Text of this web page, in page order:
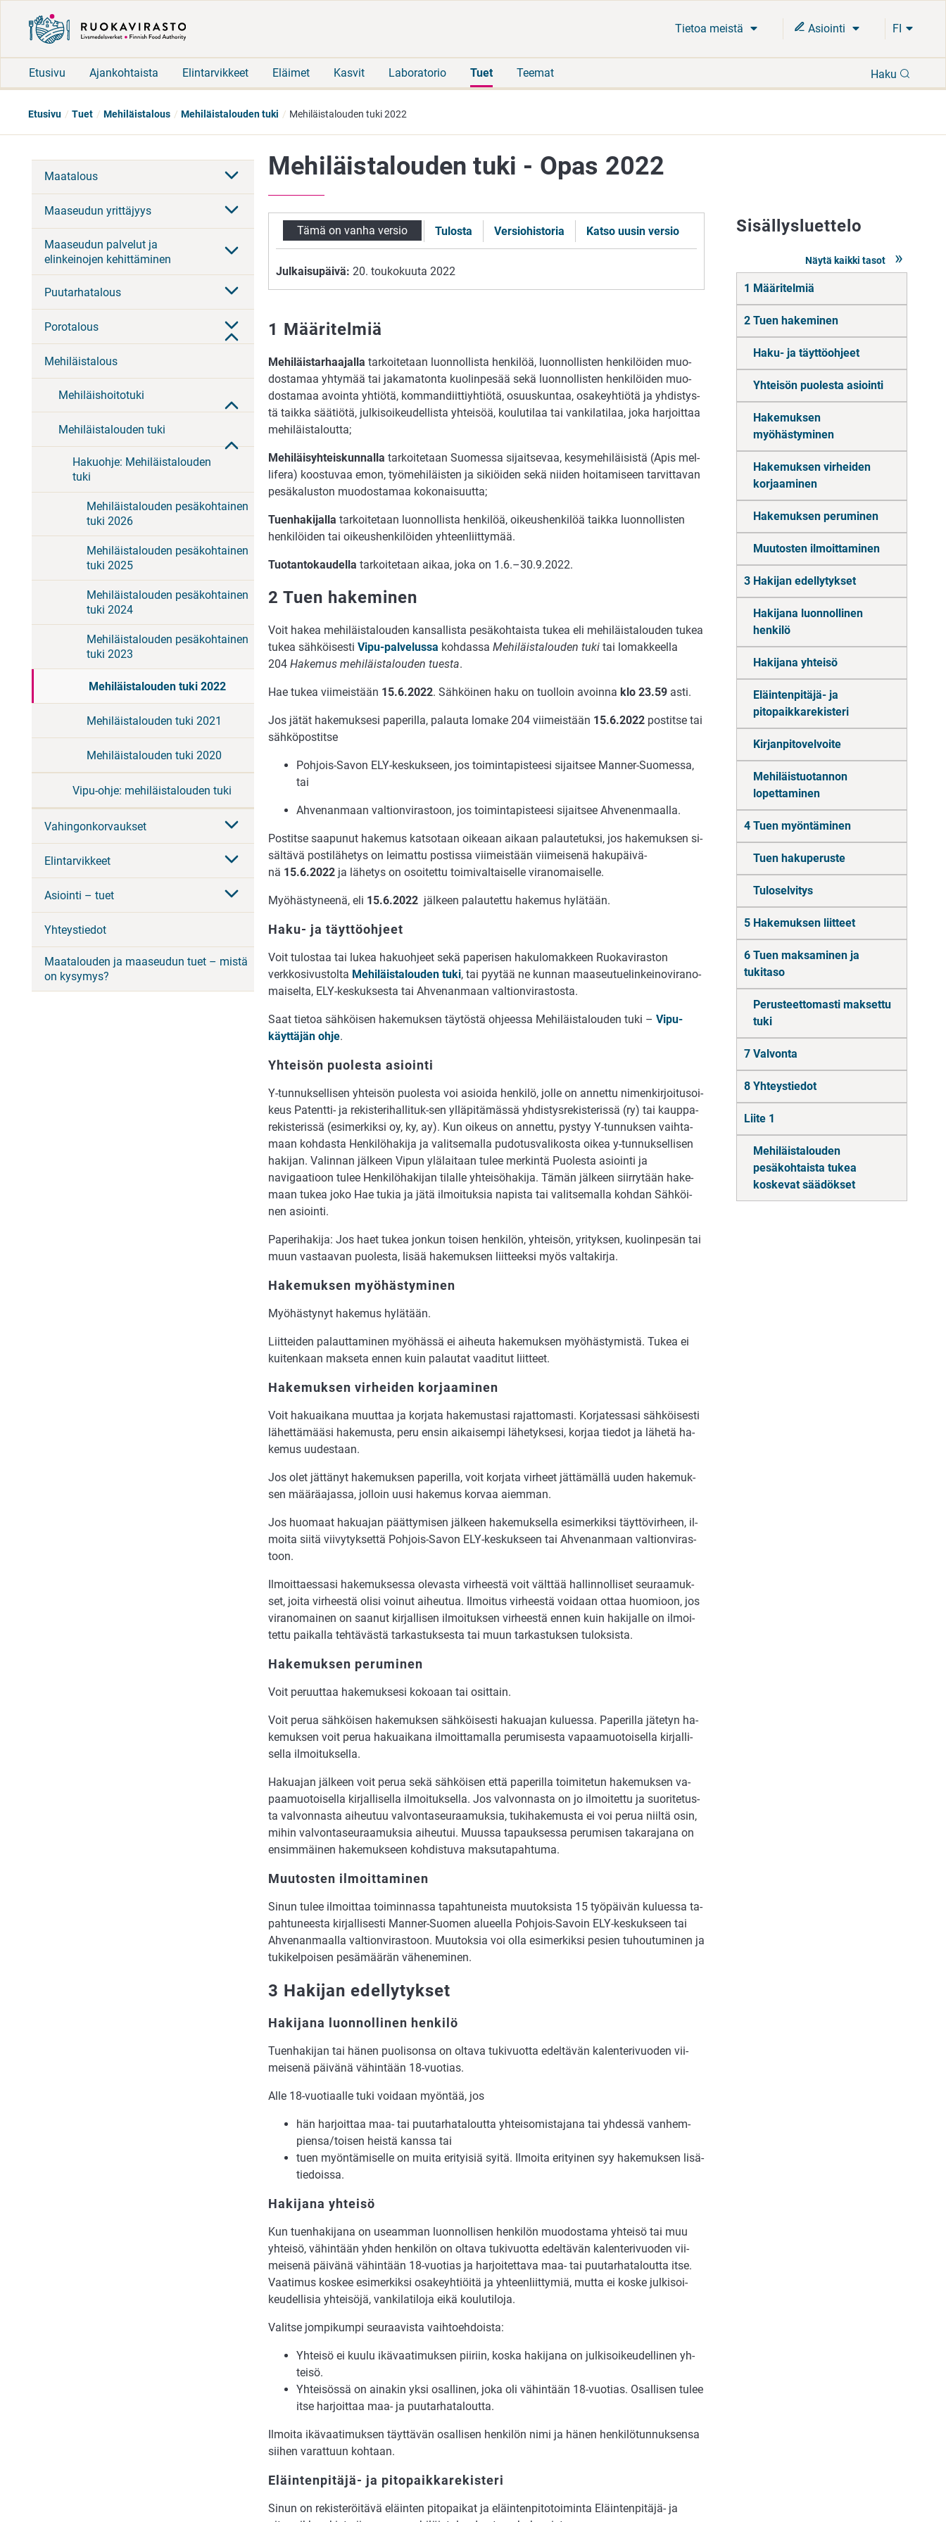
Tietoa meistä Asiointi FI
Etusivu Ajankohtaista Elintarvikkeet Eläimet Kasvit Laboratorio Tuet Teemat Haku
Etusivu Tuet Mehiläistalous Mehiläistalouden tuki Mehiläistalouden tuki 2022
Maatalous
Maaseudun yrittäjyys
Maaseudun palvelut ja
elinkeinojen kehittäminen
Puutarhatalous
Porotalous
Mehiläistalous
Mehiläishoitotuki
Mehiläistalouden tuki
Hakuohje: Mehiläistalouden
tuki
Mehiläistalouden pesäkohtainen
tuki 2026
Mehiläistalouden pesäkohtainen
tuki 2025
Mehiläistalouden pesäkohtainen
tuki 2024
Mehiläistalouden pesäkohtainen
tuki 2023
Mehiläistalouden tuki 2022
Mehiläistalouden tuki 2021
Mehiläistalouden tuki 2020
Vipu-ohje: mehiläistalouden tuki
Vahingonkorvaukset
Elintarvikkeet
Asiointi – tuet
Yhteystiedot
Maatalouden ja maaseudun tuet – mistä
on kysymys?
Mehiläistalouden tuki - Opas 2022
Tämä on vanha versio Katso uusin versio
Versiohistoria
Tulosta
Julkaisupäivä: 20. toukokuuta 2022
Sisällysluettelo
Näytä kaikki tasot
Siirry
suoraan
sisältöön
1 Määritelmiä
2 Tuen hakeminen
Haku- ja täyttöohjeet
Yhteisön puolesta asiointi
Hakemuksen
myöhästyminen
Hakemuksen virheiden
korjaaminen
Hakemuksen peruminen
Muutosten ilmoittaminen
3 Hakijan edellytykset
Hakijana luonnollinen
henkilö
Hakijana yhteisö
Eläintenpitäjä- ja
pitopaikkarekisteri
Kirjanpitovelvoite
Mehiläistuotannon
lopettaminen
4 Tuen myöntäminen
Tuen hakuperuste
Tuloselvitys
5 Hakemuksen liitteet
6 Tuen maksaminen ja
tukitaso
Perusteettomasti maksettu
tuki
7 Valvonta
8 Yhteystiedot
Liite 1
Mehiläistalouden
pesäkohtaista tukea
koskevat säädökset
1 Määritelmiä
Me­hi­läis­tar­haa­jal­la tar­koi­te­taan luon­nol­lis­ta hen­ki­löä, luon­nol­lis­ten hen­ki­löi­den muo­
dos­ta­maa yh­ty­mää tai jaka­ma­ton­ta kuo­lin­pe­sää sekä luon­nol­lis­ten hen­ki­löi­den muo­
dos­ta­maa avoin­ta yh­ti­ö­tä, kom­man­diit­ti­yh­ti­ö­tä, osuus­kun­taa, osa­ke­yh­ti­ö­tä ja yh­dis­tys­
tä taik­ka sää­ti­ö­tä, jul­kisoi­keu­del­lis­ta yh­tei­söä, kou­lu­ti­laa tai van­ki­la­ti­laa, joka har­joit­taa
me­hi­läis­ta­lout­ta;
Me­hi­läis­yh­teis­kun­nal­la tar­koi­te­taan Suo­mes­sa si­jait­se­vaa, ke­sy­me­hi­läi­sis­tä (Apis mel­
li­fe­ra) koos­tu­vaa emon, työ­me­hi­läis­ten ja si­ki­öi­den sekä nii­den hoi­ta­mi­seen tar­vit­ta­van
pesä­ka­lus­ton muo­dos­ta­maa ko­ko­nai­suut­ta;
Tuen­ha­ki­jal­la tar­koi­te­taan luon­nol­lis­ta hen­ki­löä, oi­keus­hen­ki­löä taik­ka luon­nol­lis­ten
hen­ki­löi­den tai oikeushenki­löi­den yh­teen­liit­ty­mää.
Tuo­tan­to­kau­del­la tar­koi­te­taan ai­kaa, joka on 1.6.–30.9.2022.
2 Tuen hakeminen
Voit ha­kea me­hi­läis­ta­lou­den kan­sal­lis­ta pesä­koh­tais­ta tu­kea eli me­hi­läis­ta­lou­den tu­kea
tu­kea säh­köi­ses­ti Vipu-pal­ve­lus­sa koh­das­sa Me­hi­läis­ta­lou­den tuki tai lo­mak­keel­la
204 Ha­ke­mus mehi­läis­ta­lou­den tu­es­ta.
Hae tu­kea vii­meis­tään 15.6.2022. Säh­köi­nen haku on tuol­loin avoin­na klo 23.59 asti.
Jos jä­tät ha­ke­muk­se­si pa­pe­ril­la, pa­lau­ta lo­ma­ke 204 vii­meis­tään 15.6.2022 pos­tit­se tai
säh­kö­pos­tit­se
Poh­jois-Sa­von ELY-kes­kuk­seen, jos toi­min­ta­pis­tee­si si­jait­see Man­ner-Suo­mes­sa,
tai
Ah­ve­nan­maan val­ti­on­vi­ras­toon, jos toi­min­ta­pis­tee­si si­jait­see Ah­ve­nen­maal­la.
Pos­tit­se saa­pu­nut ha­ke­mus kat­so­taan oi­ke­aan ai­kaan pa­lau­te­tuk­si, jos ha­ke­muk­sen si­
säl­tä­vä pos­ti­lä­he­tys on lei­mat­tu pos­tis­sa vii­meis­tään vii­mei­se­nä haku­päi­vä­
nä 15.6.2022 ja lä­he­tys on osoi­tet­tu toi­mi­val­tai­sel­le virano­mai­sel­le.
Myö­häs­ty­nee­nä, eli 15.6.2022 jäl­keen pa­lau­tet­tu ha­ke­mus hy­lä­tään.
Haku- ja täyttöohjeet
Voit tu­los­taa tai lu­kea haku­oh­jeet sekä pa­pe­ri­sen haku­lo­mak­keen Ruo­ka­vi­ras­ton
verkkosivustolta Mehiläistalouden tuki, tai pyytää ne kunnan maa­seu­tu­elin­kei­no­vi­ran­o­
mai­sel­ta, ELY-kes­kuk­ses­ta tai Ahvenanmaan valtionvirastos­ta.
Saat tie­toa säh­köi­sen ha­ke­muk­sen täy­tös­tä oh­jees­sa Me­hi­läis­ta­lou­den tuki – Vipu-
käyt­tä­jän ohje.
Yhteisön puolesta asiointi
Y-tun­nuk­sel­li­sen yh­tei­sön puo­les­ta voi asi­oi­da hen­ki­lö, jol­le on an­net­tu ni­men­kir­joi­tus­oi­
keus Pa­tent­ti- ja rekiste­ri­hal­li­tuk-sen yllä­pi­tä­mäs­sä yh­dis­tys­re­kis­te­ris­sä (ry) tai kaup­pa­
re­kis­te­ris­sä (esi­mer­kik­si oy, ky, ay). Kun oi­keus on an­net­tu, pys­tyy Y-tun­nuk­sen vaih­ta­
maan koh­das­ta Hen­ki­lö­ha­ki­ja ja va­lit­se­mal­la pu­do­tus­va­li­kos­ta oi­kea y-tun­nuk­sel­li­sen
ha­ki­jan. Va­lin­nan jäl­keen Vi­pun ylä­lai­taan tu­lee mer­kin­tä Puo­les­ta asi­oin­ti ja
navigaatioon tu­lee Hen­ki­lö­ha­ki­jan ti­lal­le yh­tei­sö­ha­ki­ja. Tä­män jäl­keen siir­ry­tään ha­ke­
maan tu­kea joko Hae tukia ja jätä il­moi­tuk­sia na­pis­ta tai va­lit­se­mal­la koh­dan Säh­köi­
nen asi­oin­ti.
Pa­pe­ri­ha­ki­ja: Jos haet tu­kea jon­kun toi­sen hen­ki­lön, yh­tei­sön, yri­tyk­sen, kuo­lin­pe­sän tai
muun vas­taa­van puoles­ta, li­sää ha­ke­muk­sen liit­teek­si myös val­ta­kir­ja.
Hakemuksen myöhästyminen
Myö­häs­ty­nyt ha­ke­mus hy­lä­tään.
Liit­tei­den pa­laut­ta­mi­nen myö­häs­sä ei ai­heu­ta ha­ke­muk­sen myö­häs­ty­mis­tä. Tu­kea ei
kui­ten­kaan mak­se­ta ennen kuin pa­lau­tat vaa­di­tut liit­teet.
Hakemuksen virheiden korjaaminen
Voit haku­ai­ka­na muut­taa ja kor­ja­ta ha­ke­mus­ta­si ra­jat­to­mas­ti. Kor­ja­tes­sa­si säh­köi­ses­ti
lä­het­tä­mää­si hakemus­ta, peru en­sin ai­kai­sem­pi lä­he­tyk­se­si, kor­jaa tie­dot ja lä­he­tä ha­
ke­mus uu­des­taan.
Jos olet jät­tä­nyt ha­ke­muk­sen pa­pe­ril­la, voit kor­ja­ta vir­heet jät­tä­mäl­lä uu­den ha­ke­muk­
sen mää­rä­a­jas­sa, jol­loin uusi hakemus kor­vaa ai­em­man.
Jos huo­maat haku­ajan päät­ty­mi­sen jäl­keen ha­ke­muk­sel­la esi­mer­kik­si täyt­tö­vir­heen, il­
moi­ta sii­tä vii­vy­tyk­set­tä Poh­jois-Sa­von ELY-kes­kuk­seen tai Ah­ve­nan­maan val­ti­on­vi­ras­
toon.
Il­moit­ta­es­sa­si ha­ke­muk­ses­sa ole­vas­ta vir­hees­tä voit vält­tää hal­lin­nol­li­set seu­raa­muk­
set, joi­ta vir­hees­tä oli­si voi­nut ai­heutua. Il­moi­tus vir­hees­tä voi­daan ot­taa huo­mi­oon, jos
vi­ran­o­mai­nen on saa­nut kir­jal­li­sen ilmoituksen vir­hees­tä en­nen kuin ha­ki­jal­le on il­moi­
tet­tu pai­kal­la teh­tä­väs­tä tar­kas­tuk­ses­ta tai muun tarkastuksen tu­lok­sis­ta.
Hakemuksen peruminen
Voit pe­ruut­taa ha­ke­muk­se­si ko­ko­aan tai osit­tain.
Voit pe­rua säh­köi­sen ha­ke­muk­sen säh­köi­ses­ti haku­ajan ku­lu­es­sa. Pa­pe­ril­la jä­te­tyn ha­
ke­muk­sen voit pe­rua haku­ai­ka­na il­moit­ta­mal­la pe­ru­mi­ses­ta va­paa­muo­toi­sel­la kir­jal­li­
sel­la il­moi­tuk­sel­la.
Haku­ajan jäl­keen voit pe­rua sekä säh­köi­sen että pa­pe­ril­la toi­mi­te­tun ha­ke­muk­sen va­
paa­muo­toi­sel­la kirjallisella il­moi­tuksel­la. Jos val­von­nas­ta on jo il­moi­tet­tu ja suo­ri­te­tus­
ta val­von­nas­ta ai­heu­tuu valvontaseuraa­muk­sia, tuki­hake­mus­ta ei voi pe­rua niil­tä osin,
mi­hin val­von­ta­seu­raa­muk­sia ai­heu­tui. Muus­sa tapaukses­sa pe­ru­mi­sen taka­ra­ja­na on
en­sim­mäi­nen ha­ke­muk­seen koh­dis­tu­va mak­su­ta­pah­tu­ma.
Muutosten ilmoittaminen
Si­nun tu­lee il­moit­taa toi­min­nas­sa ta­pah­tu­neis­ta muu­tok­sis­ta 15 työ­päi­vän ku­lu­es­sa ta­
pah­tu­nees­ta kir­jal­li­ses­ti Man­ner-Suo­men alu­eel­la Poh­jois-Sa­voin ELY-kes­kuk­seen tai
Ah­ve­nan­maal­la val­ti­on­vi­ras­toon. Muu­tok­sia voi olla esi­mer­kik­si pe­sien tu­hou­tu­mi­nen ja
tuki­kel­poi­sen pesä­mää­rän vä­he­ne­mi­nen.
3 Hakijan edellytykset
Hakijana luonnollinen henkilö
Tuen­ha­ki­jan tai hä­nen puo­li­son­sa on ol­ta­va tuki­vuot­ta edel­tä­vän ka­len­te­ri­vuo­den vii­
mei­se­nä päi­vä­nä vähintään 18-vuo­ti­as.
Alle 18-vuo­ti­aal­le tuki voi­daan myön­tää, jos
hän har­joit­taa maa- tai puu­tar­ha­ta­lout­ta yh­teis­o­mis­ta­ja­na tai yh­des­sä van­hem­
pien­sa/toi­sen heis­tä kans­sa tai
tuen myön­tä­mi­sel­le on mui­ta eri­tyi­siä syi­tä. Il­moi­ta eri­tyi­nen syy ha­ke­muk­sen lisä­
tie­dois­sa.
Hakijana yhteisö
Kun tuen­ha­ki­ja­na on use­am­man luon­nol­li­sen hen­ki­lön muo­dos­ta­ma yh­tei­sö tai muu
yh­tei­sö, vä­hin­tään yh­den hen­ki­lön on ol­ta­va tuki­vuot­ta edel­tä­vän ka­len­te­ri­vuo­den vii­
mei­se­nä päi­vä­nä vä­hin­tään 18-vuo­ti­as ja harjoitetta­va maa- tai puu­tar­ha­ta­lout­ta itse.
Vaa­ti­mus kos­kee esi­mer­kik­si osa­ke­yh­ti­öi­tä ja yh­teen­liit­ty­miä, mut­ta ei kos­ke jul­kisoi­
keu­del­li­sia yh­tei­sö­jä, van­ki­la­ti­lo­ja eikä kou­lu­ti­lo­ja.
Va­lit­se jom­pi­kum­pi seu­raa­vis­ta vaih­to­eh­dois­ta:
Yh­tei­sö ei kuu­lu ikä­vaa­ti­muk­sen pii­riin, kos­ka ha­ki­ja­na on jul­kisoi­keu­del­li­nen yh­
tei­sö.
Yh­tei­sös­sä on ai­na­kin yksi osal­li­nen, joka oli vä­hin­tään 18-vuo­ti­as. Osal­li­sen tu­lee
itse har­joit­taa maa- ja puu­tar­ha­ta­lout­ta.
Il­moi­ta ikä­vaa­ti­muk­sen täyt­tä­vän osal­li­sen hen­ki­lön nimi ja hä­nen hen­ki­lö­tun­nuk­sen­sa
sii­hen va­rat­tuun kohtaan.
Eläintenpitäjä- ja pitopaikkarekisteri
Si­nun on rekisteröitävä eläinten pitopaikat ja eläintenpitotoiminta Eläintenpitäjä- ja